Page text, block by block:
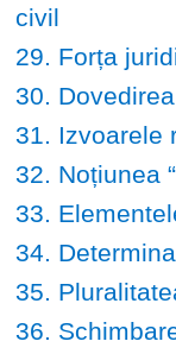
civil
29. Forța
30.
31. Izvoarele
32. Noțiunea
33.
34.
35.
36.